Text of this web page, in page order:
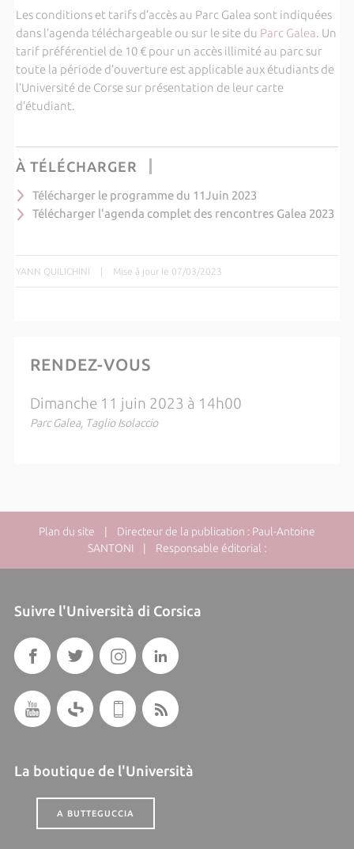
Les conditions et tarifs d’accès au Parc Galea sont indiquées
dans l’agenda téléchargeable ou sur le site du Parc Galea. Un
tarif préférentiel de 10 € pour un accès illimité au parc sur
toute la période d’ouverture est applicable aux étudiants de
l’Université de Corse sur présentation de leur carte
d’étudiant.
À TÉLÉCHARGER
Télécharger le programme du 11Juin 2023
Télécharger l'agenda complet des rencontres Galea 2023
YANN QUILICHINI | Mise à jour le 07/03/2023
RENDEZ-VOUS
Dimanche 11 juin 2023 à 14h00
Parc Galea, Taglio Isolaccio
Plan du site | Directeur de la publication : Paul-Antoine
SANTONI | Responsable éditorial :
Suivre l'Università di Corsica
La boutique de l'Università
A BUTTEGUCCIA